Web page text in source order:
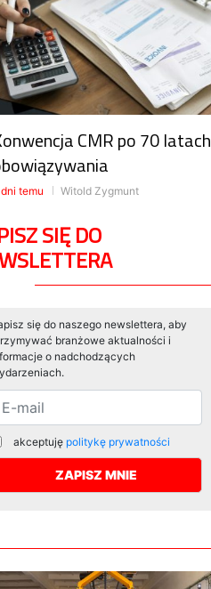
CMR po 70 latach
temu Witold Zygmunt
SIĘ DO
się do naszego newslettera, aby
branżowe aktualności i
o nadchodzących
akceptuję politykę prywatności